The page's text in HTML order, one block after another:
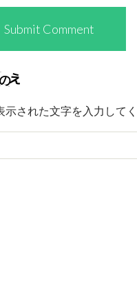
示された文字を入力してく